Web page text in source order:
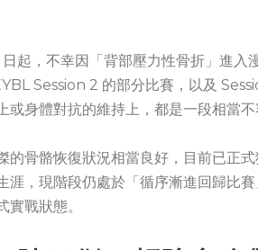
起，不幸因「背部壓力性骨折」進入
Session 2 的部分比賽，以及
身體對抗的維持上，都是一段相當不
骨骼恢復狀況相當良好，目前已正
，現階段仍處於「循序漸進回歸比
戰狀態。